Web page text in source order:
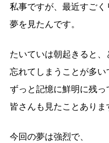
私事ですが、最近すごく
夢を見たんです。
たいていは朝起きると
忘れてしまうことが多
ずっと記憶に鮮明に残っ
皆さんも見たことありま
今回の夢は強烈で、